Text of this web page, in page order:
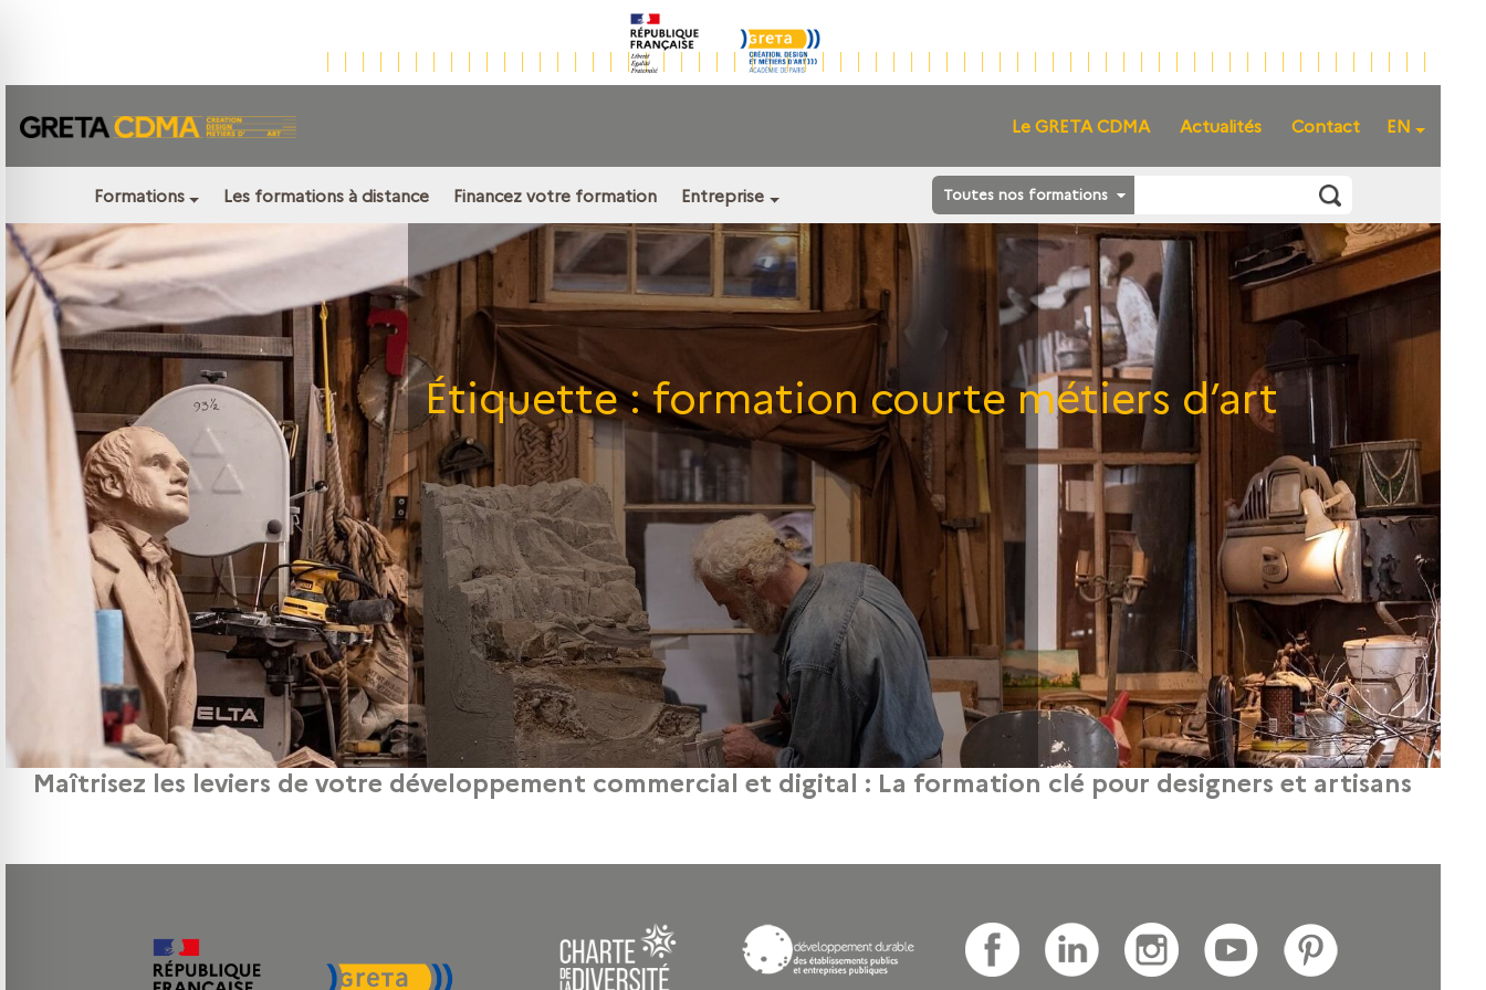
EN
Le GRETA CDMA Actualités Contact
Formations Les formations à distance Financez votre formation Entreprise Toutes nos formations
Étiquette :formation courte métiers d’art
Maîtrisez les leviers de votre développement commercial et digital : La formation clé pour designers et artisans